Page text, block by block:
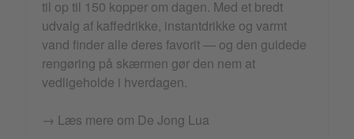
til op til 150 kopper om dagen. Med et bredt
udvalg af kaffedrikke, instantdrikke og varmt
vand finder alle deres favorit — og den guidede
rengøring på skærmen gør den nem at
vedligeholde i hverdagen.
→ Læs mere om De Jong Lua